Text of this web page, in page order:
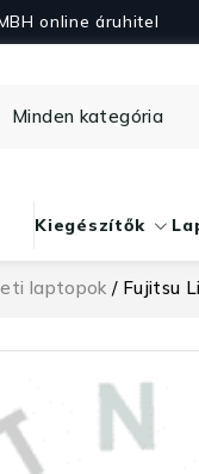
online áruhitel
Kiegészítők
laptopok / Fujitsu